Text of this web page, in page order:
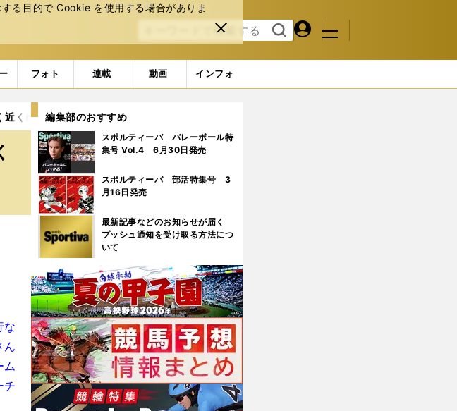
る⽬的で Cookie を使⽤する場合がありま
閉じ
る
検索
る
マイペ
ジ
メニュ
フォト 連載 動画 インフォ
近くに感じる」
な
ん
ム
チ
編集部のおすすめ
スポルティーバ バレーボール特
集号 Vol.4 6月30日発売
スポルティーバ 部活特集号 3
月16日発売
最新記事などのお知らせが届く
プッシュ通知を受け取る方法につ
いて